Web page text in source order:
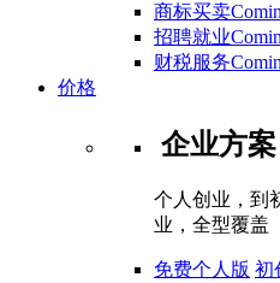
商标买卖
招聘就业
财税服务
价格
企业方案
个人创业，到
业，全型覆盖
免费个人版 初